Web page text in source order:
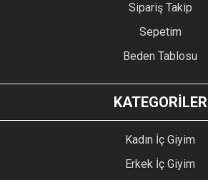
Sipariş Takip
Sepetim
Beden Tablosu
KATEGORİLER
Kadın İç Giyim
Erkek İç Giyim